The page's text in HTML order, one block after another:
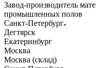
Завод-производитель
промышленных полов
Санкт-Петербург
Дегтярск
Екатеринбург
Москва
Москва (склад)